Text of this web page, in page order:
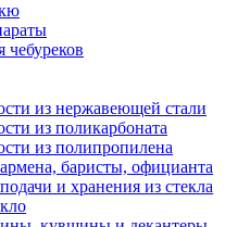
из нержавеющей стали
из поликарбоната
из полипропилена
баристы, официанта
и хранения из стекла